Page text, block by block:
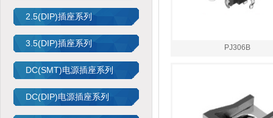
2.5(DIP)插座系列
3.5(DIP)插座系列
DC(SMT)电源插座系列
DC(DIP)电源插座系列
PJ306B